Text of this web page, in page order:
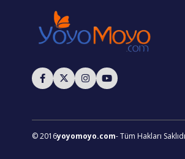
© 2016yoyomoyo.com- Tüm Hakları